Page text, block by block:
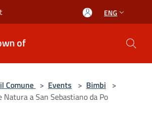
ENG
of
Comune > Events > Bimbi >
Natura a San Sebastiano da Po